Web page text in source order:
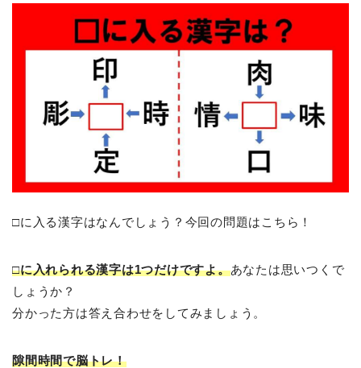
□に入る漢字はなんでしょう？今回の問題はこちら！
□に入れられる漢字は1つだけですよ。あなたは思いつくで
しょうか？
分かった方は答え合わせをしてみましょう。
隙間時間で脳トレ！